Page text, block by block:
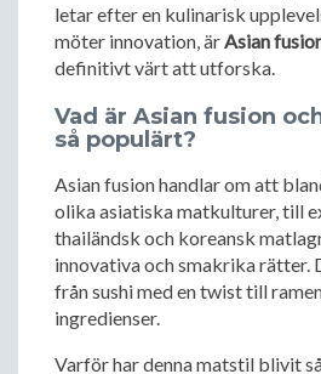
letar efter en kulinarisk
möter innovation, är Asian
definitivt värt att utforska.
Vad är Asian fusion
så populärt?
Asian fusion handlar om att
olika asiatiska matkulturer, till
thailändsk och koreansk
innovativa och smakrika rätter.
från sushi med en twist till
ingredienser.
Varför har denna matstil blivit